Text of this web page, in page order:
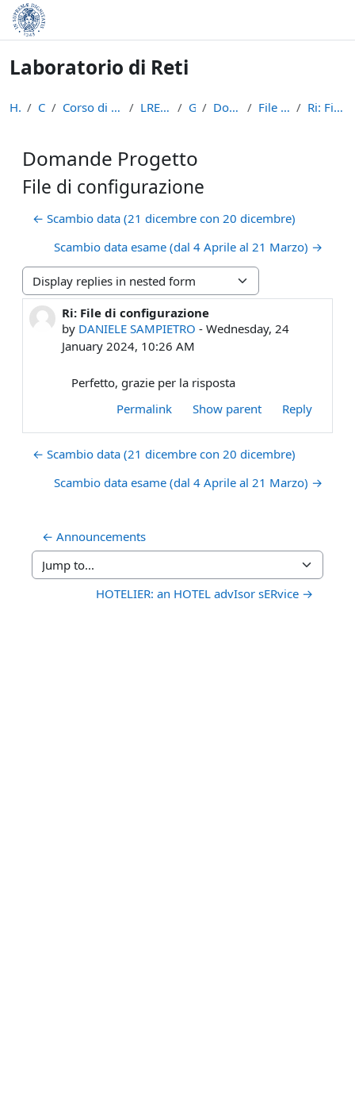
Skip to main content
Laboratorio di Reti
Home Courses Corso di Laurea in Informatica (L-31) LRETI - A.A. 2023/24 General Domande Progetto File di configurazione Ri: File di configurazione
Domande Progetto
File di configurazione
← Scambio data (21 dicembre con 20 dicembre)
Scambio data esame (dal 4 Aprile al 21 Marzo) →
Display mode
Ri: File di configurazione
by DANIELE SAMPIETRO - Wednesday, 24
January 2024, 10:26 AM
Number of replies: 0
Perfetto, grazie per la risposta
Permalink
Show parent Reply
← Scambio data (21 dicembre con 20 dicembre)
Scambio data esame (dal 4 Aprile al 21 Marzo) →
← Announcements
Jump to...
HOTELIER: an HOTEL advIsor sERvice →